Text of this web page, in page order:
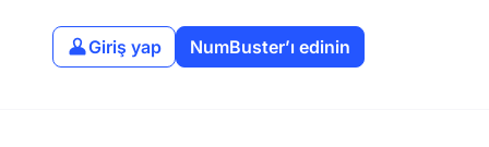
Giriş yap NumBuster’ı edinin